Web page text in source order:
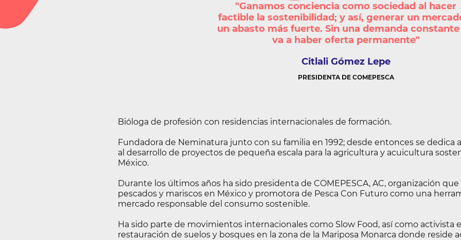
"Ganamos conciencia como sociedad al hacer
factible la sostenibilidad; y así, generar un
un abasto más fuerte. Sin una demanda
va a haber oferta permanente"
Citlali Gómez Lepe
PRESIDENTA DE COMEPESCA
Bióloga de profesión con residencias internacionales de formación.
Fundadora de Neminatura junto con su familia en 1992; desde entonces se dedica
al desarrollo de proyectos de pequeña escala para la agricultura y acuicultura
México.
Durante los últimos años ha sido presidenta de COMEPESCA, AC, organización
pescados y mariscos en México y promotora de Pesca Con Futuro como una
mercado responsable del consumo sostenible.
Ha sido parte de movimientos internacionales como Slow Food, así como activista
restauración de suelos y bosques en la zona de la Mariposa Monarca donde reside